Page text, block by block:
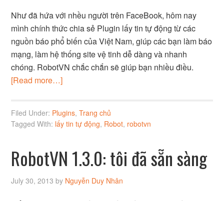
Như đã hứa với nhều người trên FaceBook, hôm nay
mình chính thức chia sẻ Plugin lấy tin tự động từ các
nguồn báo phổ biến của Việt Nam, giúp các bạn làm báo
mạng, làm hệ thống site vệ tinh dễ dàng và nhanh
chóng. RobotVN chắc chắn sẽ giúp bạn nhiều điều.
[Read more…]
Filed Under: Plugins,Trang chủ
Tagged With: lấy tin tự động, Robot, robotvn
RobotVN 1.3.0: tôi đã sẵn sàng
July 30, 2013 by Nguyễn Duy Nhân